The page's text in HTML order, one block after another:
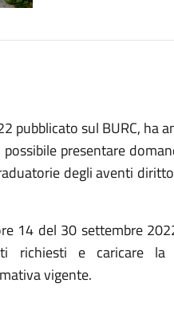
pubblicato sul BURC, ha
presentare
degli aventi
14 del 30 settembre
richiesti e caricare la
vigente.